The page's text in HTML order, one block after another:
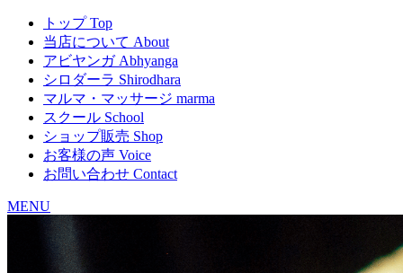
トップTop
当店について About
アビヤンガAbhyanga
シロダーラ Shirodhara
マルマ・マッサージ marma
スクール School
ショップ販売 Shop
お客様の声 Voice
お問い合わせ Contact
MENU